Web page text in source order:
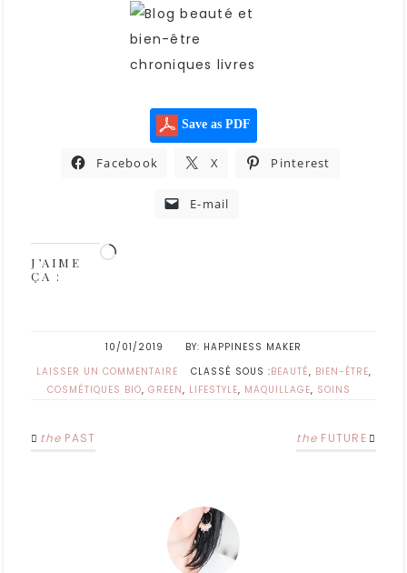
Save as PDF
Facebook X Pinterest
E-mail
J’AIME
ÇA :
10/01/2019
HAPPINESS MAKER
LAISSER UN COMMENTAIRE
CLASSÉ SOUS :BEAUTÉ, BIEN-ÊTRE,
COSMÉTIQUES BIO, GREEN, LIFESTYLE, MAQUILLAGE, SOINS
the PAST the FUTURE